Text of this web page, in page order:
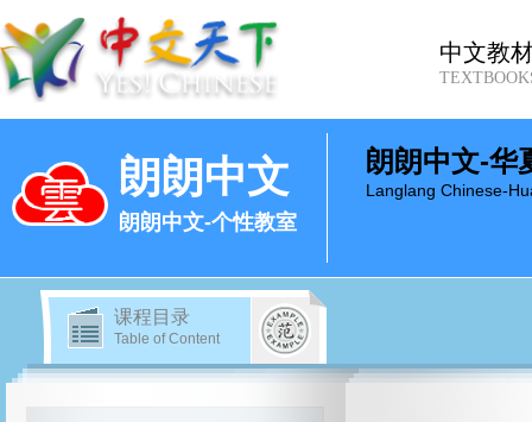
中文教
朗朗中文
朗朗中文-个性教室
朗朗中文-华
Langlang Chinese-
课程目录
Table of Content